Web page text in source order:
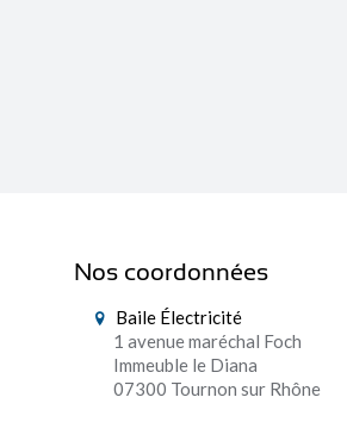
Nos coordonnées
Baile Électricité
1 avenue maréchal Foch
Immeuble le Diana
07300 Tournon sur Rhône